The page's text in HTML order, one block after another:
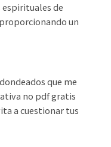
de
un
que me
no pdf gratis
a cuestionar tus